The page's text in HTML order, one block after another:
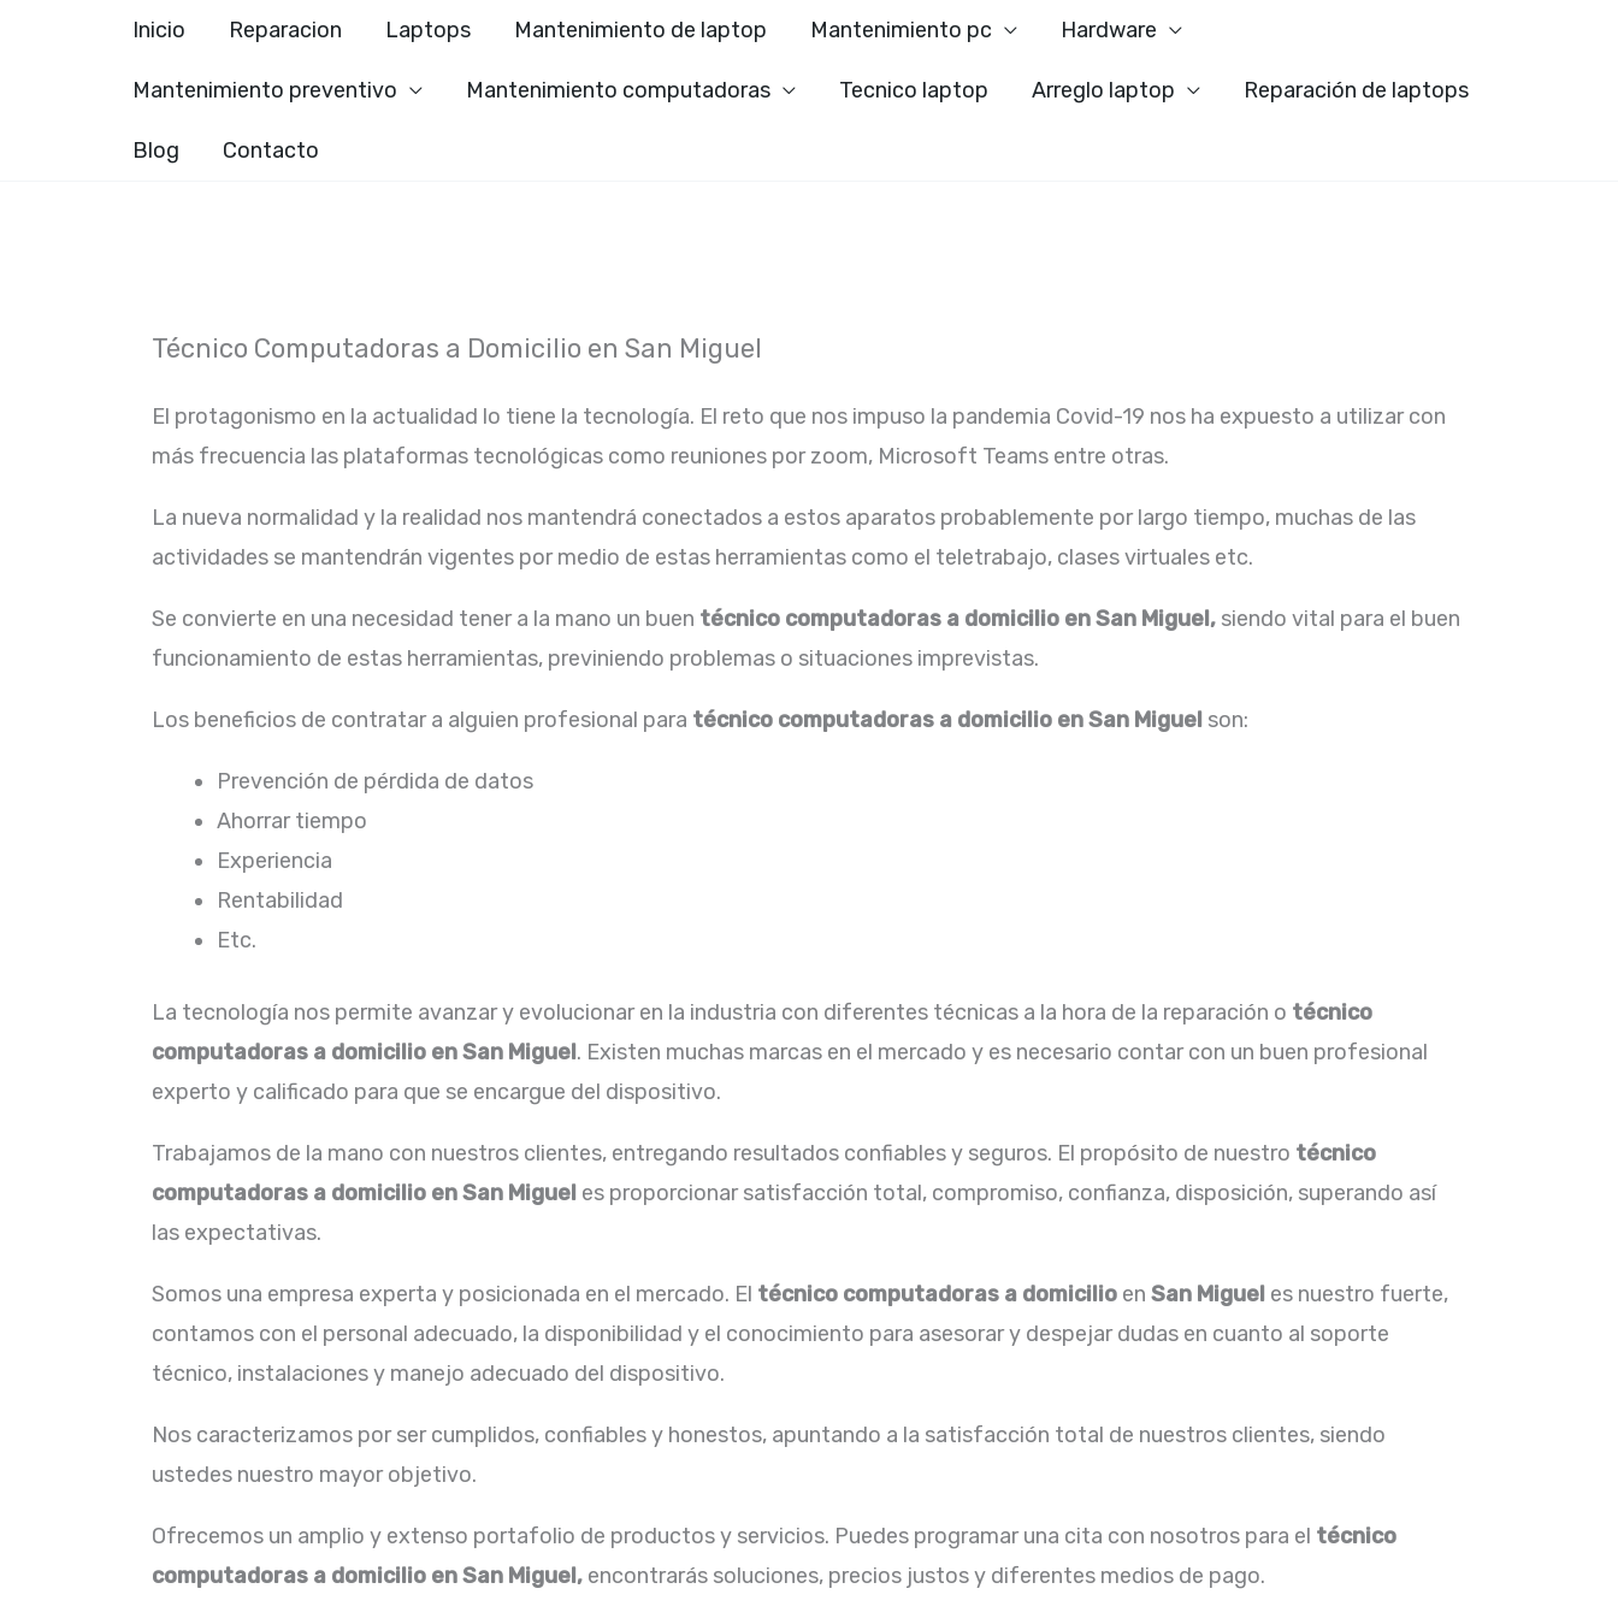
Inicio Reparacion Laptops Mantenimiento de laptop Mantenimiento pc Hardware
Mantenimiento preventivo Mantenimiento computadoras Tecnico laptop Arreglo laptop Reparación de laptops
Blog Contacto
Técnico Computadoras a Domicilio en San Miguel
El protagonismo en la actualidad lo tiene la tecnología. El reto que nos impuso la pandemia Covid-19 nos ha expuesto a utilizar con
más frecuencia las plataformas tecnológicas como reuniones por zoom, Microsoft Teams entre otras.
La nueva normalidad y la realidad nos mantendrá conectados a estos aparatos probablemente por largo tiempo, muchas de las
actividades se mantendrán vigentes por medio de estas herramientas como el teletrabajo, clases virtuales etc.
Se convierte en una necesidad tener a la mano un buen técnico computadoras a domicilio en San Miguel, siendo vital para el buen
funcionamiento de estas herramientas, previniendo problemas o situaciones imprevistas.
Los beneficios de contratar a alguien profesional para técnico computadoras a domicilio en San Miguel son:
Prevención de pérdida de datos
Ahorrar tiempo
Experiencia
Rentabilidad
Etc.
La tecnología nos permite avanzar y evolucionar en la industria con diferentes técnicas a la hora de la reparación o técnico
computadoras a domicilio en San Miguel. Existen muchas marcas en el mercado y es necesario contar con un buen profesional
experto y calificado para que se encargue del dispositivo.
Trabajamos de la mano con nuestros clientes, entregando resultados confiables y seguros. El propósito de nuestro técnico
computadoras a domicilio en San Miguel es proporcionar satisfacción total, compromiso, confianza, disposición, superando así
las expectativas.
Somos una empresa experta y posicionada en el mercado. El técnico computadoras a domicilio en San Miguel es nuestro fuerte,
contamos con el personal adecuado, la disponibilidad y el conocimiento para asesorar y despejar dudas en cuanto al soporte
técnico, instalaciones y manejo adecuado del dispositivo.
Nos caracterizamos por ser cumplidos, confiables y honestos, apuntando a la satisfacción total de nuestros clientes, siendo
ustedes nuestro mayor objetivo.
Ofrecemos un amplio y extenso portafolio de productos y servicios. Puedes programar una cita con nosotros para el técnico
computadoras a domicilio en San Miguel, encontrarás soluciones, precios justos y diferentes medios de pago.